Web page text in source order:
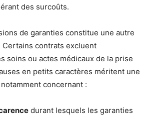
des surcoûts.
de garanties constitue une autre
contrats excluent
soins ou actes médicaux de la prise
en petits caractères méritent une
concernant :
durant lesquels les garanties